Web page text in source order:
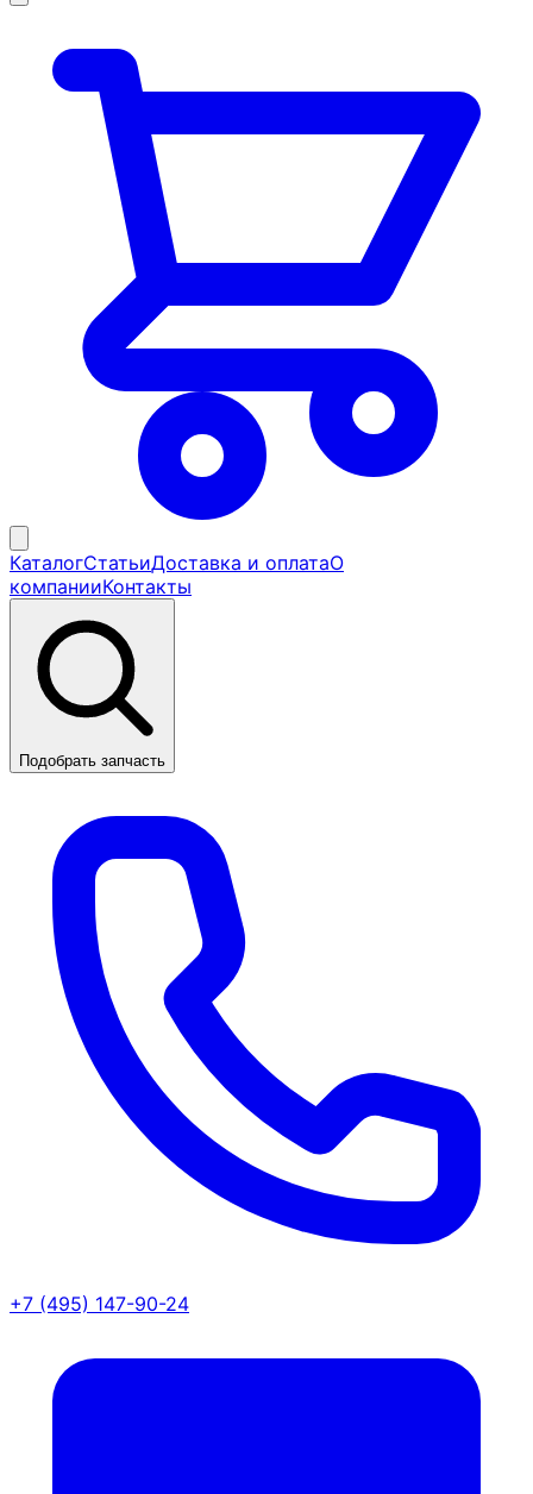
КаталогСтатьиДоставка и оплатаО
компанииКонтакты
Подобрать запчасть
+7 (495) 147-90-24